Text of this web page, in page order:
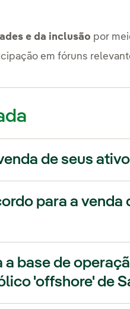
e da inclusão por
em fóruns
de seus
para a venda
a base de
'offshore' de